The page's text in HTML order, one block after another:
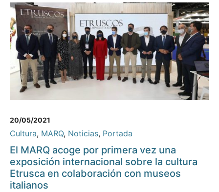
20/05/2021
Cultura, MARQ, Noticias, Portada
El MARQ acoge por primera vez una
exposición internacional sobre la cultura
Etrusca en colaboración con museos
italianos